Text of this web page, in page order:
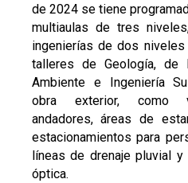
de 2024 se tiene
multiaulas de tres
ingenierías de dos
talleres de Geología, de
Ambiente e Ingeniería
obra exterior, como
andadores, áreas de
estacionamientos para
líneas de drenaje pluvial
óptica.